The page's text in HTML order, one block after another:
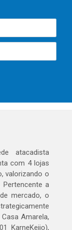
atacadista
com 4 lojas
valorizando o
a
mercado, o
Amarela,
KarneKeijo),